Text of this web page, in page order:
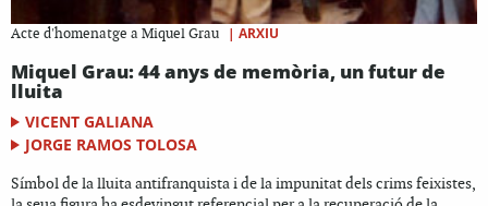
Acte d'homenatge a Miquel Grau | ARXIU
Miquel Grau: 44 anys de memòria, un futur de
lluita
VICENT GALIANA
JORGE RAMOS TOLOSA
Símbol de la lluita antifranquista i de la impunitat dels crims feixistes,